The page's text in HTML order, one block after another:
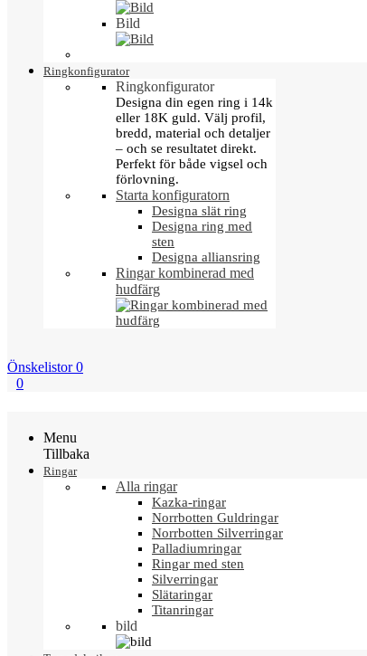
Bild
Ringkonfigurator
Ringkonfigurator
Designa din egen ring i 14k
eller 18K guld. Välj profil,
bredd, material och detaljer
– och se resultatet direkt.
Perfekt för både vigsel och
förlovning.
Starta konfiguratorn
Designa slät ring
Designa ring med
sten
Designa alliansring
Ringar kombinerad med
hudfärg
Önskelistor 0
0
Menu
Tillbaka
Ringar
Alla ringar
Kazka-ringar
Norrbotten Guldringar
Norrbotten Silverringar
Palladiumringar
Ringar med sten
Silverringar
Slätaringar
Titanringar
bild